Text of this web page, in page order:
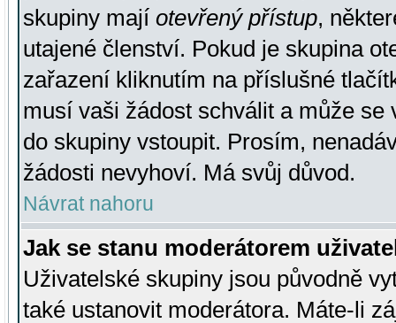
skupiny mají otevřený přístup,
utajené členství. Pokud je skupina
zařazení kliknutím na příslušné
musí vaši žádost schválit a může se
do skupiny vstoupit. Prosím,
žádosti nevyhoví. Má svůj důvod.
Návrat nahoru
Jak se stanu moderátorem
Uživatelské skupiny jsou původně
také ustanovit moderátora. Máte-li